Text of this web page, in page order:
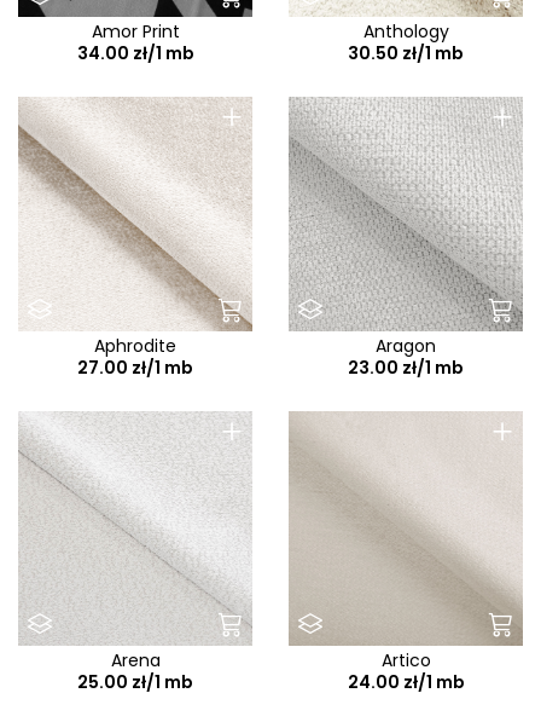
Amor Print
34.00 zł/1 mb
Anthology
30.50 zł/1 mb
+
Aphrodite
27.00 zł/1 mb
+
Aragon
23.00 zł/1 mb
+
Arena
25.00 zł/1 mb
+
Artico
24.00 zł/1 mb